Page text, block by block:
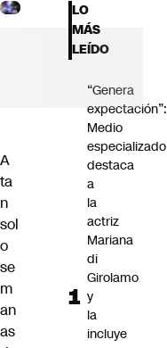
A
ta
n
sol
o
se
m
an
as
LO
MÁS
LEÍDO
“Genera
expectación”:
Medio
especializado
destaca
a
la
actriz
Mariana
di
Girolamo
y
la
incluye